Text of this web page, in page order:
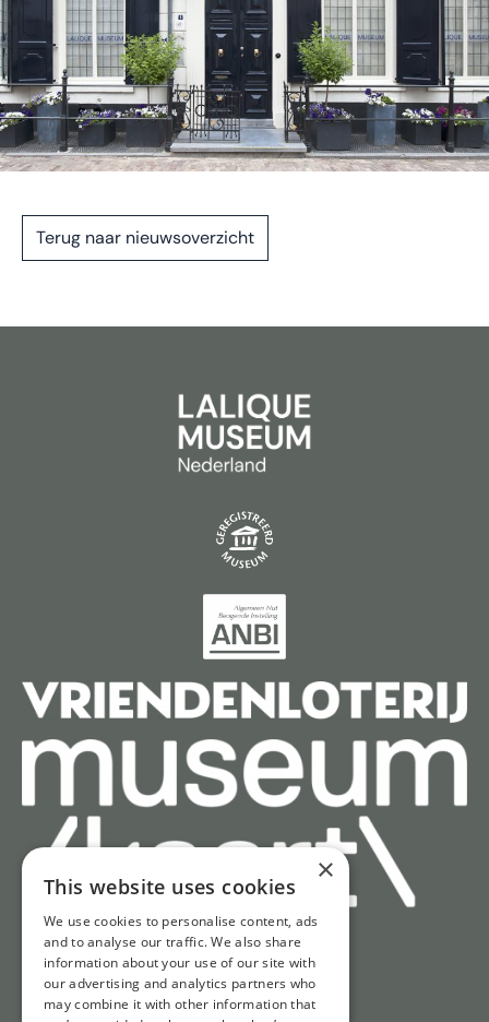
Terug naar nieuwsoverzicht
Snel naar
Tickets
×
This website uses cookies
We use cookies to personalise content, ads
and to analyse our traffic. We also share
information about your use of our site with
our advertising and analytics partners who
may combine it with other information that